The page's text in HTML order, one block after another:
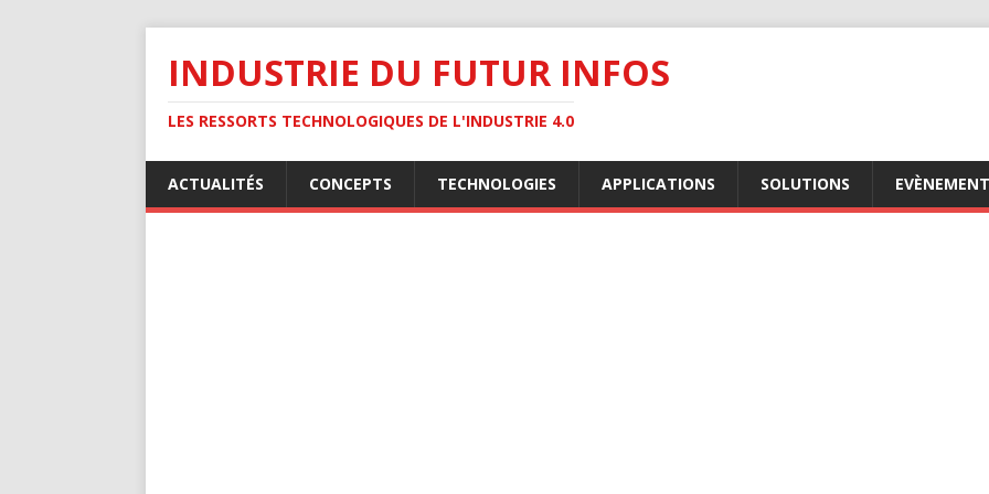
INDUSTRIE DU FUTUR INFOS
LES RESSORTS TECHNOLOGIQUES DE L'INDUSTRIE 4.0
ACTUALITÉS CONCEPTS TECHNOLOGIES APPLICATIONS SOLUTIONS